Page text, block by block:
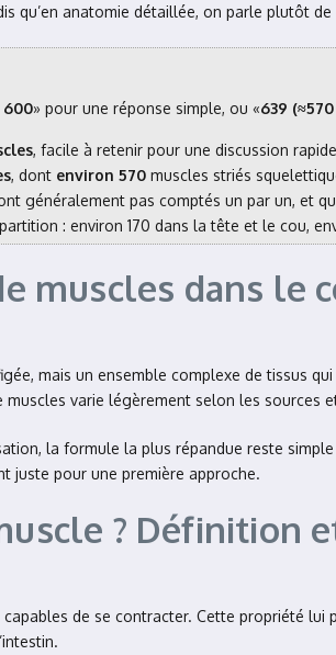
qu’en anatomie détaillée, on parle plutôt de
600» pour une réponse simple, ou «639
, facile à retenir pour une discussion
, dont environ 570 muscles striés
généralement pas comptés un par un, et
: environ 170 dans la tête et le cou,
muscles dans le
mais un ensemble complexe de tissus
muscles varie légèrement selon les sources
la formule la plus répandue reste simple
juste pour une première approche.
? Définition
de se contracter. Cette propriété